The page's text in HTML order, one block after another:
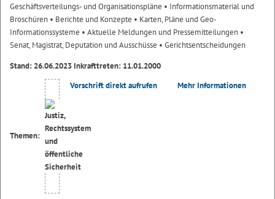
Geschäftsverteilungs- und Organisationspläne • Informationsmaterial und
Broschüren • Berichte und Konzepte • Karten, Pläne und Geo-
Informationssysteme • Aktuelle Meldungen und Pressemitteilungen •
Senat, Magistrat, Deputation und Ausschüsse • Gerichtsentscheidungen
Stand: 26.06.2023 Inkrafttreten: 11.01.2000
Themen:
Vorschrift direkt aufrufen Mehr Informationen